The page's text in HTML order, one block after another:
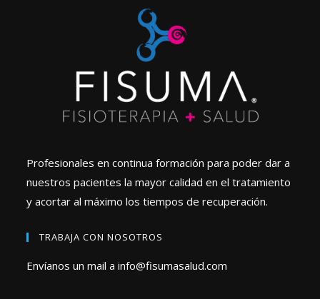
Profesionales en continua formación para poder dar a
nuestros pacientes la mayor calidad en el tratamiento
y acortar al máximo los tiempos de recuperación.
TRABAJA CON NOSOTROS
Envíanos un mail ainfo@fisumasalud.com